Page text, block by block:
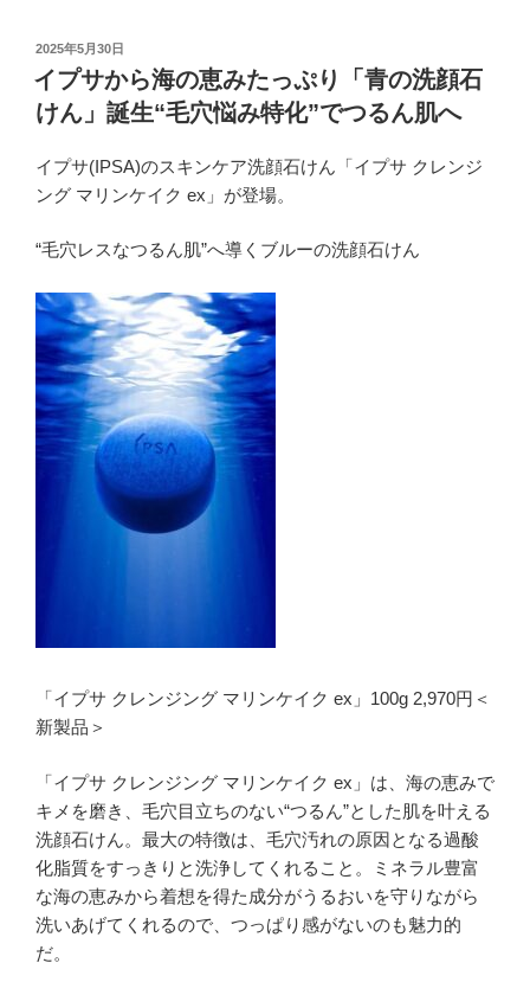
投
稿
日:
2025年5月30日
イプサから海の恵みたっぷり「青の洗顔石
けん」誕生“毛穴悩み特化”でつるん肌へ
イプサ(IPSA)のスキンケア洗顔石けん「イプサ クレンジ
ング マリンケイク ex」が登場。
“毛穴レスなつるん肌”へ導くブルーの洗顔石けん
「イプサ クレンジング マリンケイク ex」100g 2,970円＜
新製品＞
「イプサ クレンジング マリンケイク ex」は、海の恵みで
キメを磨き、毛穴目立ちのない“つるん”とした肌を叶える
洗顔石けん。最大の特徴は、毛穴汚れの原因となる過酸
化脂質をすっきりと洗浄してくれること。ミネラル豊富
な海の恵みから着想を得た成分がうるおいを守りながら
洗いあげてくれるので、つっぱり感がないのも魅力的
だ。